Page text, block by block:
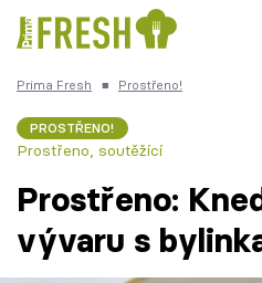
Česká kuchyně
Prima Fresh ■ Prostřeno!
PROSTŘENO!
Prostřeno, soutěžící
Prostřeno:
vývaru s